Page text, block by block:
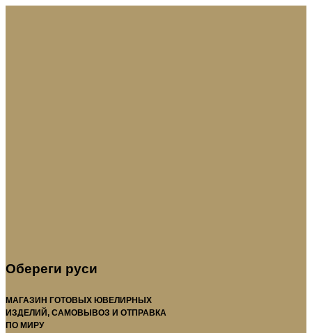
Обереги руси
МАГАЗИН ГОТОВЫХ ЮВЕЛИРНЫХ
ИЗДЕЛИЙ, САМОВЫВОЗ И ОТПРАВКА
ПО МИРУ